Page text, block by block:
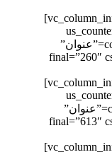
size%22%3A%224rem%22%7D%7D”][/vc_column_inner]
[vc_column_inner
color=”custom” custom_color=”#e91e63″ title=”عنوان”
final=”260″
size%22%3A%224rem%22%7D%7D”][/vc_column_inner]
[vc_column_inner
color=”custom” custom_color=”#ffc107″ title=”عنوان”
final=”613″
size%22%3A%224rem%22%7D%7D”][/vc_column_inner]